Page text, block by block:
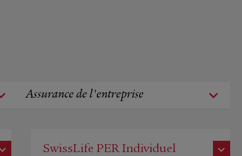
Assurance de l'entreprise
SwissLife PER Individuel